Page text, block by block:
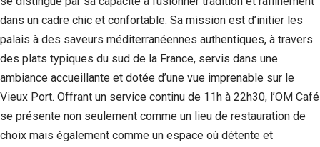
dans un cadre chic et confortable. Sa mission est d’initier les
palais à des saveurs méditerranéennes authentiques, à travers
des plats typiques du sud de la France, servis dans une
ambiance accueillante et dotée d’une vue imprenable sur le
Vieux Port. Offrant un service continu de 11h à 22h30, l’OM Café
se présente non seulement comme un lieu de restauration de
choix mais également comme un espace où détente et